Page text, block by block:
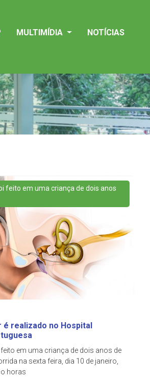
MULTIMÍDIA NOTÍCIAS
feito em uma criança de dois anos
é realizado no Hospital
em uma criança de dois anos de
na sexta feira, dia 10 de janeiro,
horas